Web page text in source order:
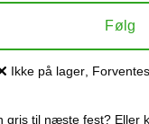
Følg
Ikke på lager,
gris til næste fest? Eller